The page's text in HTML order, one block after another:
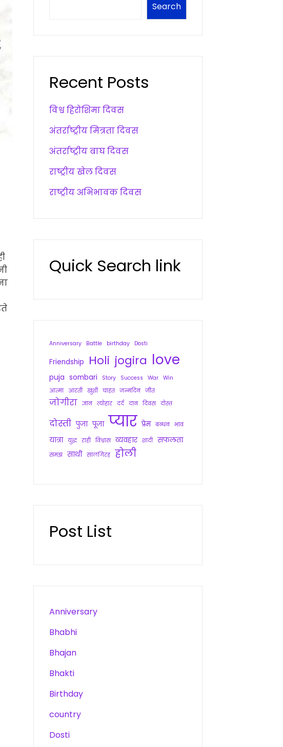
Search
Recent Posts
विश्व हिरोशिमा दिवस
अंतर्राष्ट्रीय मित्रता दिवस
अंतर्राष्ट्रीय बाघ दिवस
राष्ट्रीय खेल दिवस
राष्ट्रीय अभिभावक दिवस
Quick Search link
Anniversary Battle birthday Dosti
Friendship Holi jogira love
puja sombari Story Success War
Win
आत्मा
आरती खुशी चाहत जन्मदिन जीत
जोगीरा ज्ञान त्योहार दर्द दान दिवस दोस्त
दोस्ती पुजा पूजा प्यार प्रेम बन्धन भाव
यात्रा युद्ध राही विश्वास व्यवहार शादी सफलता
समझ साथी सालगिरह होली
Post List
Anniversary
Bhabhi
Bhajan
Bhakti
Birthday
country
Dosti